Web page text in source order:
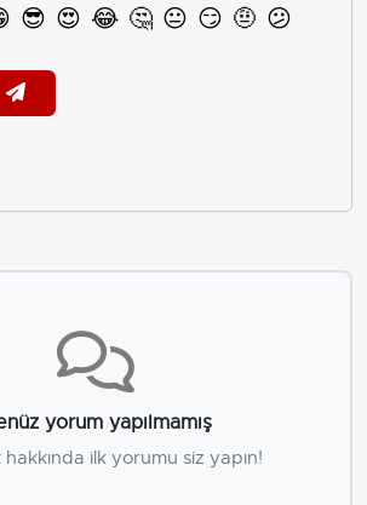
😎 😍 😂 🤔 😐 😏 🤨 😕
yorum yapılmamış
hakkında ilk yorumu siz yapın!